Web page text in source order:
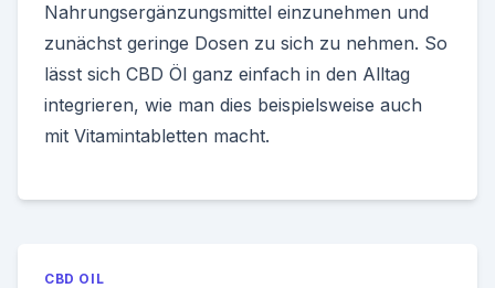
Nahrungsergänzungsmittel einzunehmen und
zunächst geringe Dosen zu sich zu nehmen. So
lässt sich CBD Öl ganz einfach in den Alltag
integrieren, wie man dies beispielsweise auch
mit Vitamintabletten macht.
CBD OIL